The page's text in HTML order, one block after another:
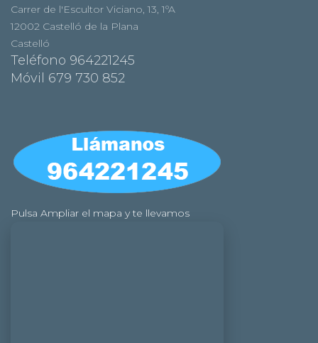
Carrer de l'Escultor Viciano, 13, 1ºA
12002 Castelló de la Plana
Castelló
Teléfono 964221245
Móvil 679 730 852
Pulsa Ampliar el mapa y te llevamos